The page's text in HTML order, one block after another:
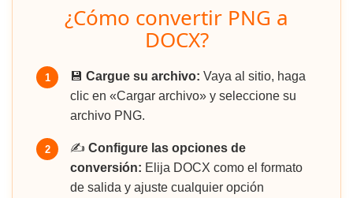
¿Cómo convertir PNG a
DOCX?
1 💾 Cargue su archivo: Vaya al sitio, haga
clic en «Cargar archivo» y seleccione su
archivo PNG.
2 ✍️ Configure las opciones de
conversión: Elija DOCX como el formato
de salida y ajuste cualquier opción